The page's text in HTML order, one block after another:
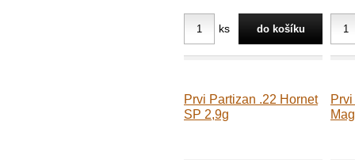
ks
Prvi Partizan .22 Hornet
SP 2,9g